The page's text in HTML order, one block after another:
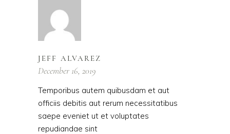
JEFF ALVAREZ
December 16, 2019
Temporibus autem quibusdam et aut
officiis debitis aut rerum necessitatibus
saepe eveniet ut et voluptates
repudiandae sint